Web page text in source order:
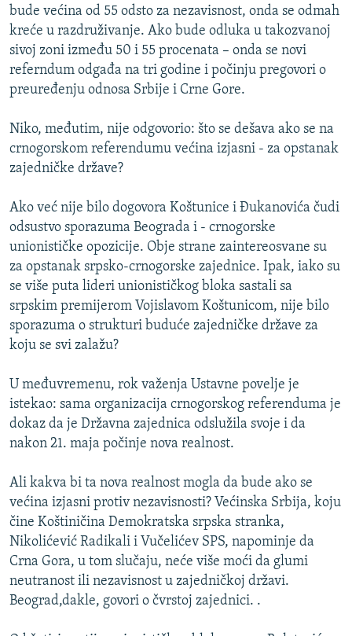
bude većina od 55 odsto za nezavisnost, onda se odmah
kreće u razdruživanje. Ako bude odluka u takozvanoj
sivoj zoni između 50 i 55 procenata – onda se novi
referndum odgađa na tri godine i počinju pregovori o
preuređenju odnosa Srbije i Crne Gore.
Niko, međutim, nije odgovorio: što se dešava ako se na
crnogorskom referendumu većina izjasni - za opstanak
zajedničke države?
Ako već nije bilo dogovora Koštunice i Đukanovića čudi
odsustvo sporazuma Beograda i - crnogorske
unionističke opozicije. Obje strane zaintereosvane su
za opstanak srpsko-crnogorske zajednice. Ipak, iako su
se više puta lideri unionističkog bloka sastali sa
srpskim premijerom Vojislavom Koštunicom, nije bilo
sporazuma o strukturi buduće zajedničke države za
koju se svi zalažu?
U međuvremenu, rok važenja Ustavne povelje je
istekao: sama organizacija crnogorskog referenduma je
dokaz da je Državna zajednica odslužila svoje i da
nakon 21. maja počinje nova realnost.
Ali kakva bi ta nova realnost mogla da bude ako se
većina izjasni protiv nezavisnosti? Većinska Srbija, koju
čine Koštiničina Demokratska srpska stranka,
Nikolićević Radikali i Vučelićev SPS, napominje da
Crna Gora, u tom slučaju, neće više moći da glumi
neutranost ili nezavisnost u zajedničkoj državi.
Beograd,dakle, govori o čvrstoj zajednici. .